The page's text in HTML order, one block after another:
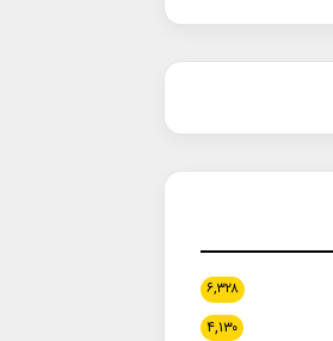
۶,۳۲۸
۴,۱۳۰